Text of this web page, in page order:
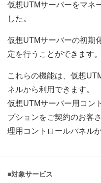
仮想UTMサーバーをマネ
した。
仮想UTMサーバーの初期
定を行うことができます。
これらの機能は、仮想
ネルから利用できます。
仮想UTMサーバー用コン
プションをご契約のお客
理用コントロールパネル
■対象サービス